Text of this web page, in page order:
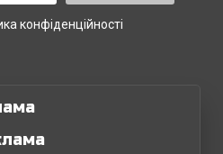
конфіденційності